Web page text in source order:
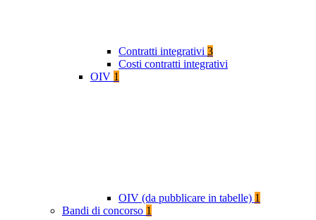
Contratti integrativi 3
Costi contratti integrativi
OIV 1
OIV (da pubblicare in tabelle) 1
Bandi di concorso 1